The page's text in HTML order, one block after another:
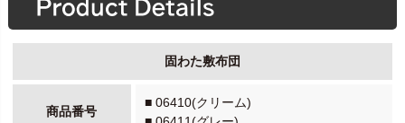
固わた敷布団
商品番号
■ 06410(クリーム)